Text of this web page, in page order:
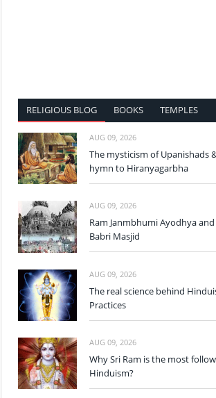
RELIGIOUS BLOG BOOKS TEMPLES
AUG 09, 2026
The mysticism of Upanishads
hymn to Hiranyagarbha
AUG 09, 2026
Ram Janmbhumi Ayodhya
Babri Masjid
AUG 09, 2026
The real science behind
Practices
AUG 09, 2026
Why Sri Ram is the most
Hinduism?